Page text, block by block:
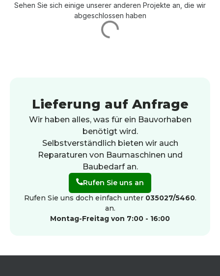
Sehen Sie sich einige unserer anderen Projekte an, die wir
abgeschlossen haben
Lieferung auf Anfrage
Wir haben alles, was für ein Bauvorhaben
benötigt wird.
Selbstverständlich bieten wir auch
Reparaturen von Baumaschinen und
Baubedarf an.
Rufen Sie uns an
Rufen Sie uns doch einfach unter 035027/5460.
an.
Montag-Freitag von 7:00 - 16:00